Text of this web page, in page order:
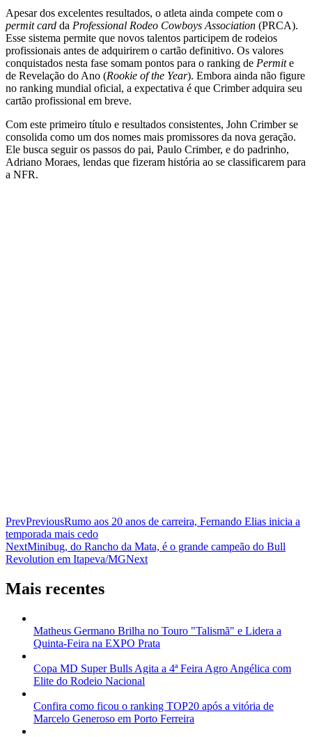
Apesar dos excelentes resultados, o atleta ainda compete com o
permit card da Professional Rodeo Cowboys Association (PRCA).
Esse sistema permite que novos talentos participem de rodeios
profissionais antes de adquirirem o cartão definitivo. Os valores
conquistados nesta fase somam pontos para o ranking de Permite
de Revelação do Ano (Rookie of the Year). Embora ainda não figure
no ranking mundial oficial, a expectativa é que Crimber adquira seu
cartão profissional em breve.
Com este primeiro título e resultados consistentes, John Crimber se
consolida como um dos nomes mais promissores da nova geração.
Ele busca seguir os passos do pai, Paulo Crimber, e do padrinho,
Adriano Moraes, lendas que fizeram história ao se classificarem para
a NFR.
PrevPreviousRumo aos 20 anos de carreira, Fernando Elias inicia a
temporada mais cedo
NextMinibug, do Rancho da Mata, é o grande campeão do Bull
Revolution em Itapeva/MGNext
Mais recentes
Matheus Germano Brilha no Touro "Talismã" e Lidera a
Quinta-Feira na EXPO Prata
Copa MD Super Bulls Agita a 4ª Feira Agro Angélica com
Elite do Rodeio Nacional
Confira como ficou o ranking TOP20 após a vitória de
Marcelo Generoso em Porto Ferreira